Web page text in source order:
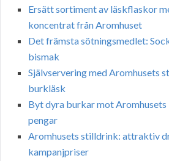
Ersätt sortiment av läskflaskor
koncentrat från Aromhuset
Det främsta sötningsmedlet:
bismak
Självservering med Aromhusets
burkläsk
Byt dyra burkar mot
pengar
Aromhusets stilldrink: attraktiv
kampanjpriser